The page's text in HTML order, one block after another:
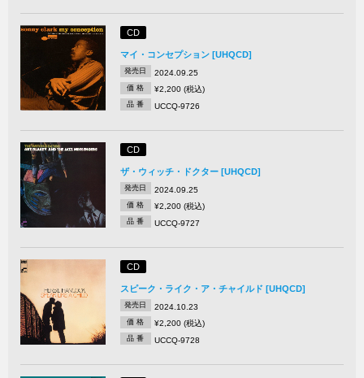
CD
マイ・コンセプション [UHQCD]
発売日 2024.09.25
価 格 ¥2,200 (税込)
品 番 UCCQ-9726
CD
ザ・ウィッチ・ドクター [UHQCD]
発売日 2024.09.25
価 格 ¥2,200 (税込)
品 番 UCCQ-9727
CD
スピーク・ライク・ア・チャイルド [UHQCD]
発売日 2024.10.23
価 格 ¥2,200 (税込)
品 番 UCCQ-9728